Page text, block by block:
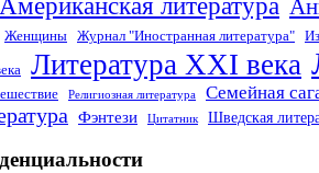
Американская литература
Женщины Журнал "Иностранная литература"
Литература XXI века
Религиозная литература Семейная
Фэнтези Цитатник Шведская